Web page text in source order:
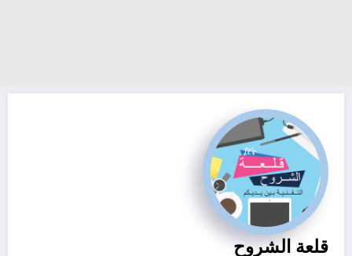
قلعة الشروح